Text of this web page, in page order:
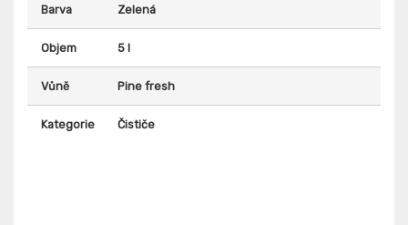
Barva Zelená
Objem 5 l
Vůně Pine fresh
Kategorie Čističe